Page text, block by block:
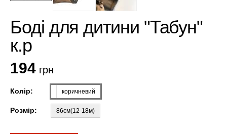
Боді для дитини "Табун"
к.р
194 грн
Колір: коричневий
Розмір: 86см(12-18м)